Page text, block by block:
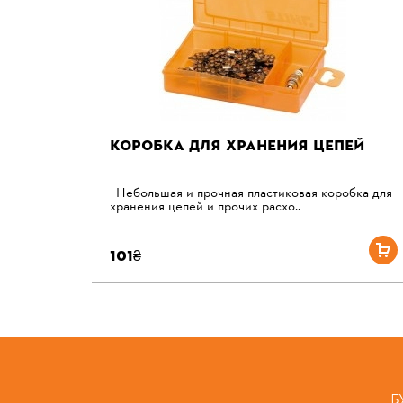
КОРОБКА ДЛЯ ХРАНЕНИЯ ЦЕПЕЙ
Небольшая и прочная пластиковая коробка для
хранения цепей и прочих расхо..
101₴